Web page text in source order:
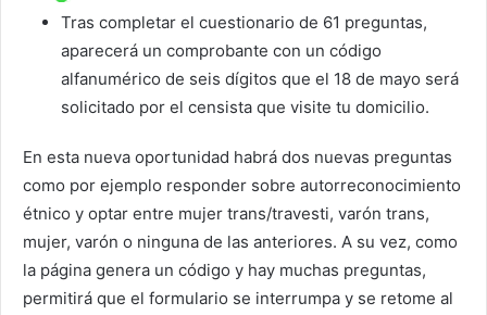
Tras completar el cuestionario de 61 preguntas,
aparecerá un comprobante con un código
alfanumérico de seis dígitos que el 18 de mayo será
solicitado por el censista que visite tu domicilio.
En esta nueva oportunidad habrá dos nuevas preguntas
como por ejemplo responder sobre autorreconocimiento
étnico y optar entre mujer trans/travesti, varón trans,
mujer, varón o ninguna de las anteriores. A su vez, como
la página genera un código y hay muchas preguntas,
permitirá que el formulario se interrumpa y se retome al